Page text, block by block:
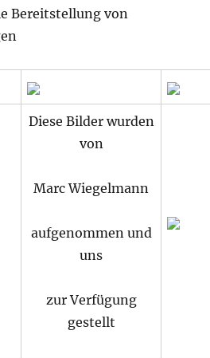
Bereitstellung von
Diese Bilder wurden
von
Marc Wiegelmann
aufgenommen und
uns
zur Verfügung
gestellt